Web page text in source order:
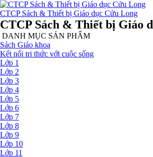
CTCP Sách & Thiết bị Giáo dục Cửu Long
CTCP Sách & Thiết bị Giáo
DANH MỤC SẢN PHẨM
Sách Giáo khoa
Kết nối tri thức với cuộc sống
Lớp 1
Lớp 2
Lớp 3
Lớp 4
Lớp 5
Lớp 6
Lớp 7
Lớp 8
Lớp 9
Lớp 10
Lớp 11